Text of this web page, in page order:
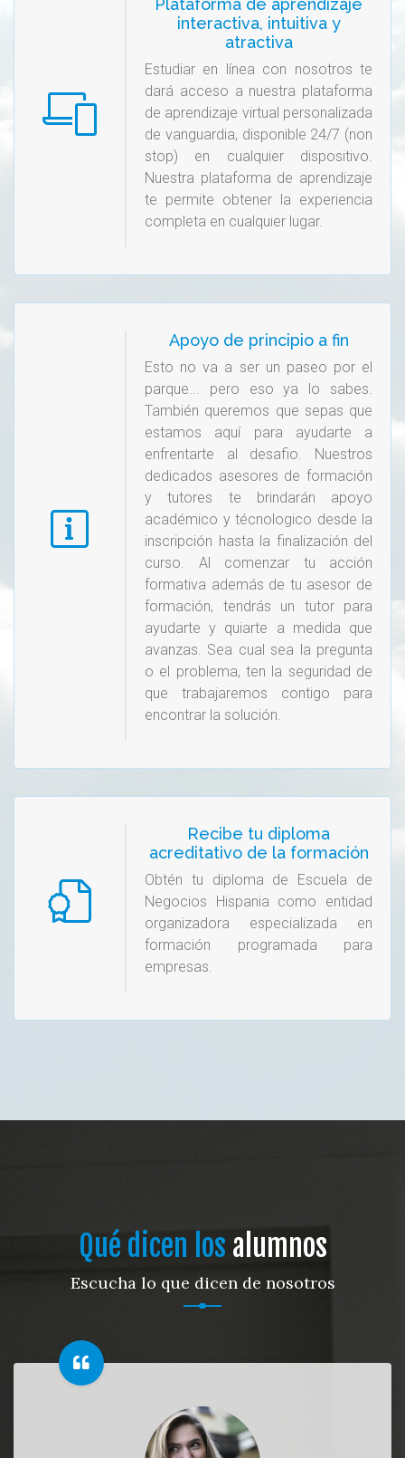
interactiva, intuitiva y
atractiva
Estudiar en línea con nosotros te
dará acceso a nuestra plataforma
de aprendizaje virtual personalizada
de vanguardia, disponible 24/7 (non
stop) en cualquier dispositivo.
Nuestra plataforma de aprendizaje
te permite obtener la experiencia
completa en cualquier lugar.
Apoyo de principio a fin
Esto no va a ser un paseo por el
parque... pero eso ya lo sabes.
También queremos que sepas que
estamos aquí para ayudarte a
enfrentarte al desafio. Nuestros
dedicados asesores de formación
y tutores te brindarán apoyo
académico y técnologico desde la
inscripción hasta la finalización del
curso. Al comenzar tu acción
formativa además de tu asesor de
formación, tendrás un tutor para
ayudarte y quiarte a medida que
avanzas. Sea cual sea la pregunta
o el problema, ten la seguridad de
que trabajaremos contigo para
encontrar la solución.
Recibe tu diploma
acreditativo de la formación
Obtén tu diploma de Escuela de
Negocios Hispania como entidad
organizadora especializada en
formación programada para
empresas.
Qué dicen los alumnos
Escucha lo que dicen de nosotros